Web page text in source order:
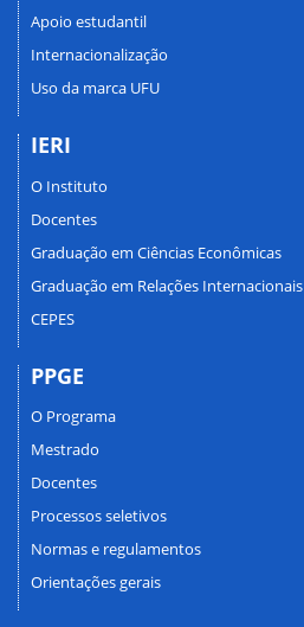
Apoio estudantil
Internacionalização
Uso da marca UFU
IERI
O Instituto
Docentes
Graduação em Ciências Econômicas
Graduação em Relações Internacionais
CEPES
PPGE
O Programa
Mestrado
Docentes
Processos seletivos
Normas e regulamentos
Orientações gerais